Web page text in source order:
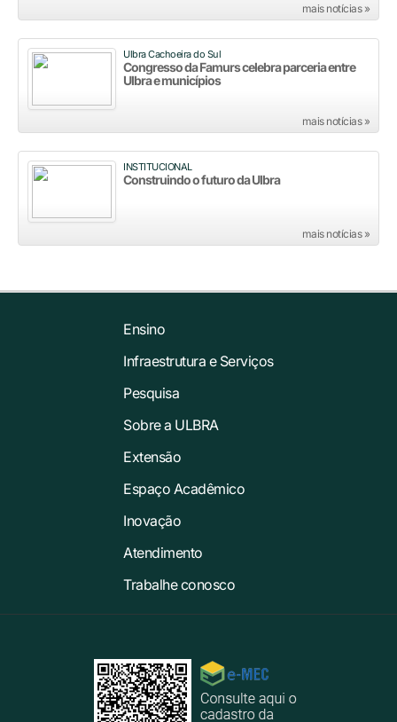
mais notícias »
Ulbra Cachoeira do Sul
Congresso da Famurs celebra parceria entre
Ulbra e municípios
mais notícias »
INSTITUCIONAL
Construindo o futuro da Ulbra
mais notícias »
Ensino
Infraestrutura e Serviços
Pesquisa
Sobre a ULBRA
Extensão
Espaço Acadêmico
Inovação
Atendimento
Trabalhe conosco